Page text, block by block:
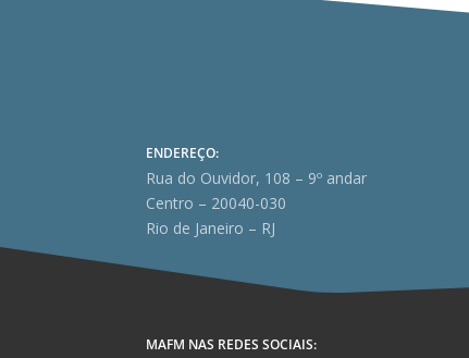
ENDEREÇO:
Rua do Ouvidor, 108 – 9º andar
Centro – 20040-030
Rio de Janeiro – RJ
MAFM NAS REDES SOCIAIS: